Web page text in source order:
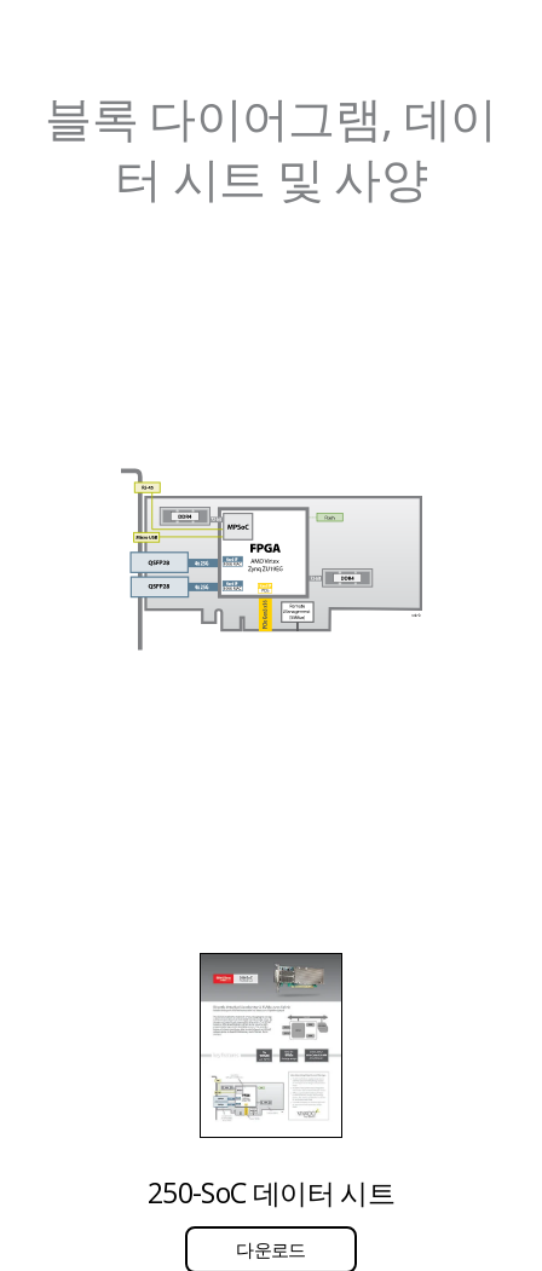
블록 다이어그램, 데이
터 시트 및 사양
250-SoC 데이터 시트
다운로드